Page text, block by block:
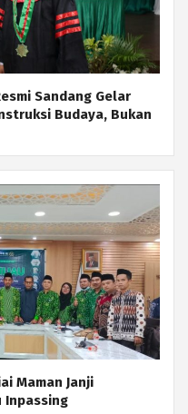
Sandang Gelar
Budaya, Bukan
Maman Janji
Inpassing